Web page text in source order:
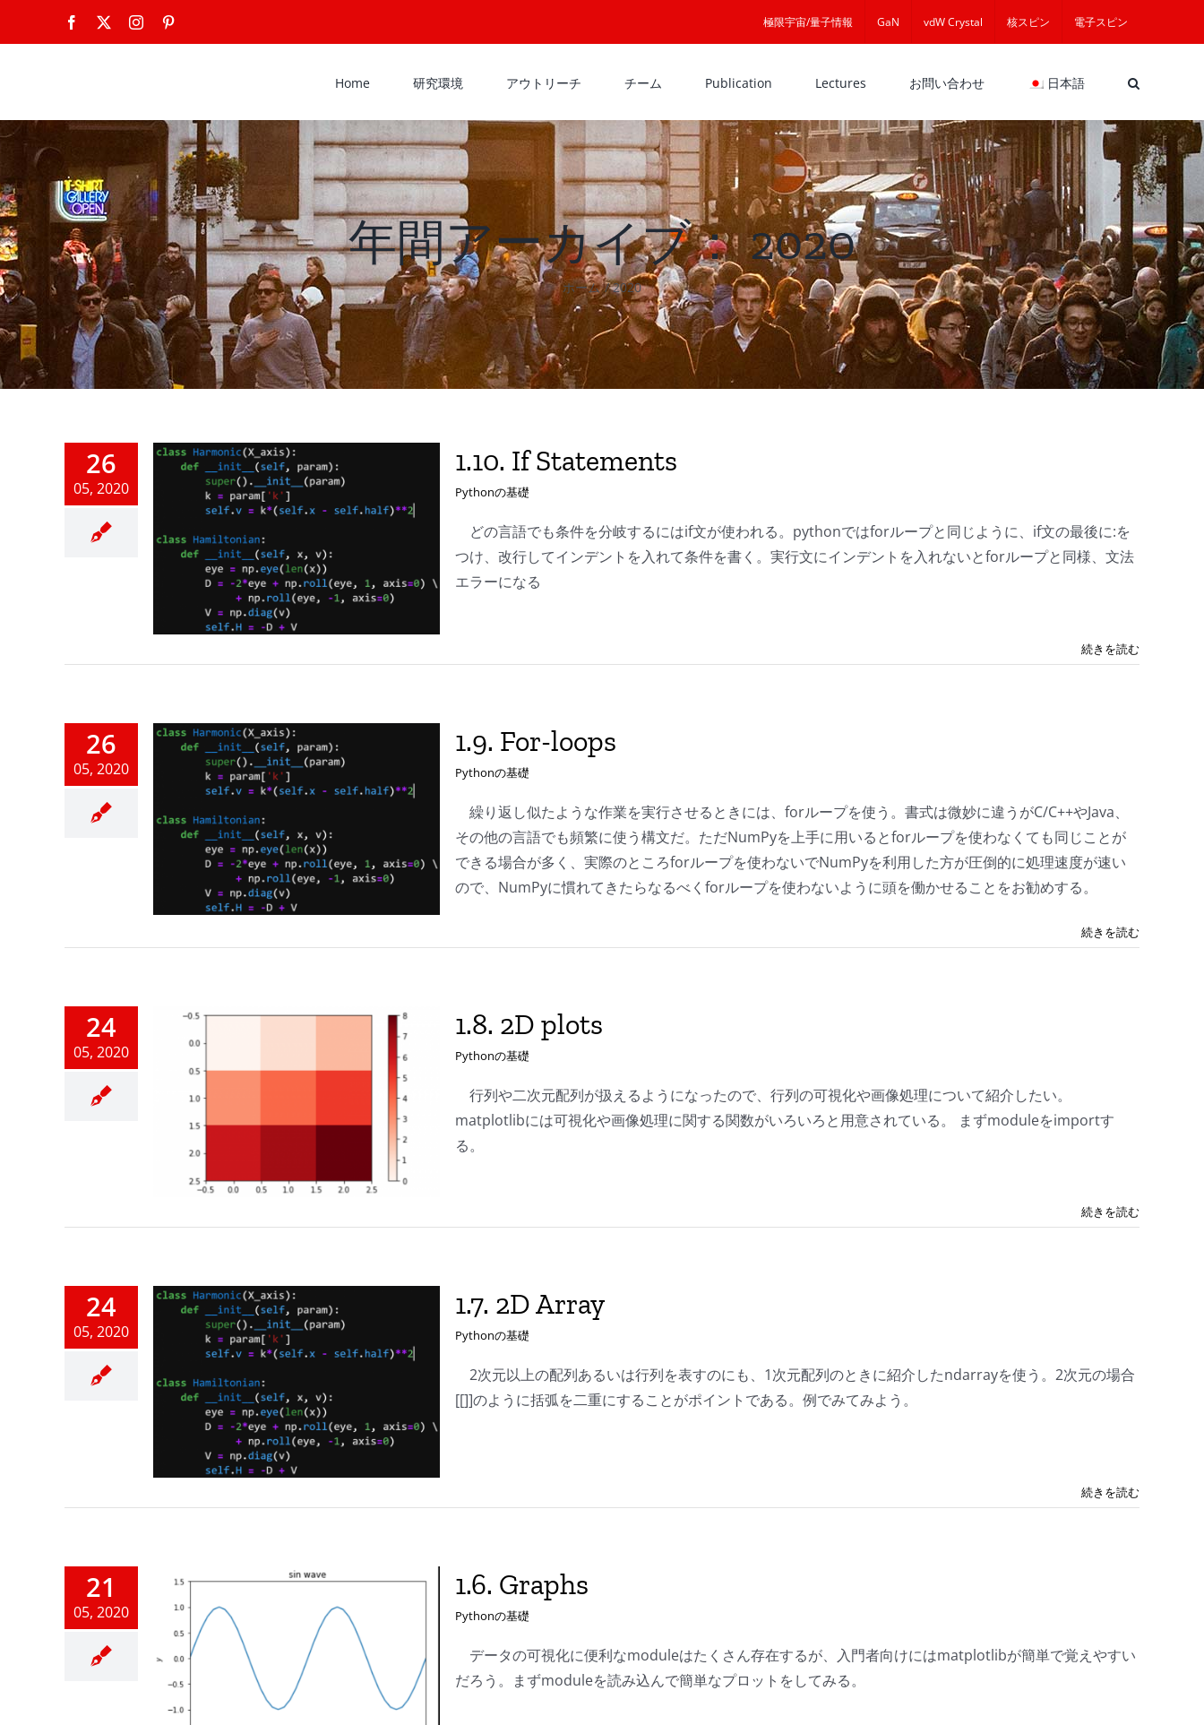
Facebook Instagram 極限宇宙/量子情報 GaN vdW Crystal 核スピン 電子スピン
Home 研究環境 アウトリーチ チーム Publication Lectures お問い合わせ 日本語
年間アーカイブ：2020
ホーム 2020
26
05, 2020
1.10. If Statements
Pythonの基礎
どの言語でも条件を分岐するにはif文が使われる。pythonではforループと同じように、if文の最後に:を
つけ、改行してインデントを入れて条件を書く。実行文にインデントを入れないとforループと同様、文法
エラーになる
続きを読む
26
05, 2020
1.9. For-loops
Pythonの基礎
繰り返し似たような作業を実行させるときには、forループを使う。書式は微妙に違うがC/C++やJava、
その他の言語でも頻繁に使う構文だ。ただNumPyを上手に用いるとforループを使わなくても同じことが
できる場合が多く、実際のところforループを使わないでNumPyを利用した方が圧倒的に処理速度が速い
ので、NumPyに慣れてきたらなるべくforループを使わないように頭を働かせることをお勧めする。
続きを読む
24
05, 2020
1.8. 2D plots
Pythonの基礎
行列や二次元配列が扱えるようになったので、行列の可視化や画像処理について紹介したい。
matplotlibには可視化や画像処理に関する関数がいろいろと用意されている。 まずmoduleをimportす
る。
続きを読む
24
05, 2020
1.7. 2D Array
Pythonの基礎
2次元以上の配列あるいは行列を表すのにも、1次元配列のときに紹介したndarrayを使う。2次元の場合
[[]]のように括弧を二重にすることがポイントである。例でみてみよう。
続きを読む
21
05, 2020
1.6. Graphs
Pythonの基礎
データの可視化に便利なmoduleはたくさん存在するが、入門者向けにはmatplotlibが簡単で覚えやすい
だろう。まずmoduleを読み込んで簡単なプロットをしてみる。